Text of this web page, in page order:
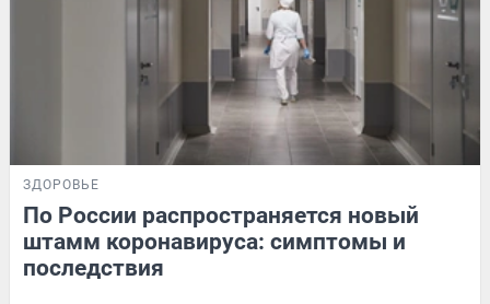
ЗДОРОВЬЕ
По России распространяется новый
штамм коронавируса: симптомы и
последствия